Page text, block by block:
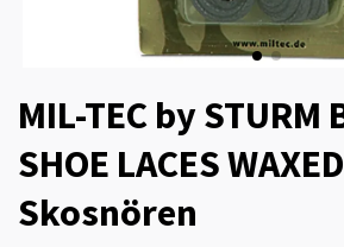
MIL-TEC by STURM
SHOE LACES
Skosnören